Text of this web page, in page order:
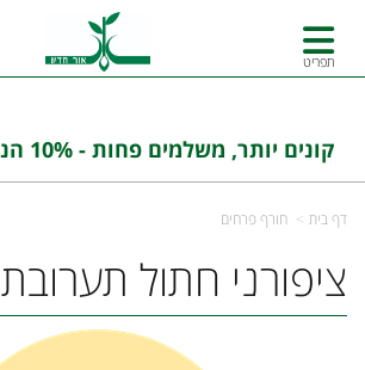
תפריט
קונים יותר, משלמים פחות - 10% הנחה בקניה מעל 100 ש''ח בהזנת הקוד : אורחדש10
דף בית חורף פרחים
ציפורני חתול תערובת